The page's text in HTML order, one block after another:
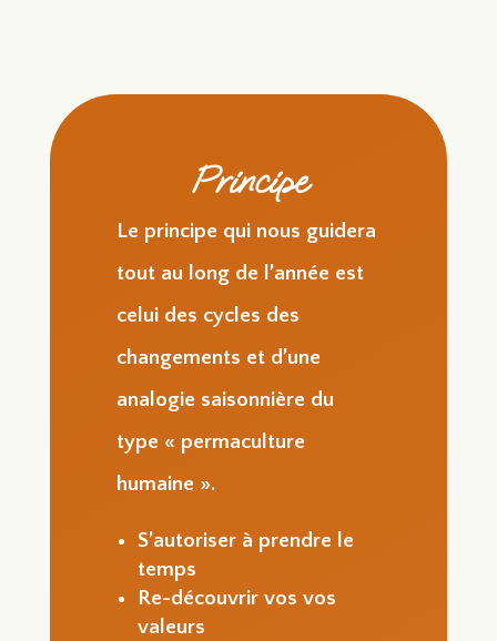
Principe
Le principe qui nous guidera
tout au long de l’année est
celui des cycles des
changements et d’une
analogie saisonnière du
type « permaculture
humaine ».
S’autoriser à prendre le
temps
Re-découvrir vos vos
valeurs